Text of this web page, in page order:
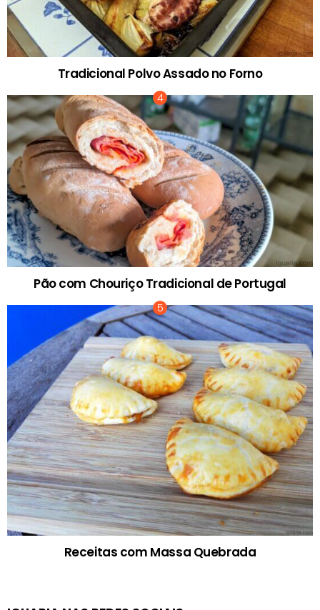
Tradicional Polvo Assado no Forno
Pão com Chouriço Tradicional de Portugal
Receitas com Massa Quebrada